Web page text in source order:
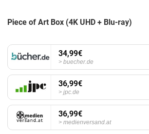
Piece of Art Box (4K UHD + Blu-ray)
34,99€
buecher.de
36,99€
jpc.de
36,99€
medienversand.at